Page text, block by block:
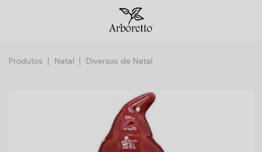
Produtos Natal Diversos de Natal